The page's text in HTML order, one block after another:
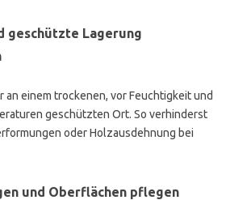
geschützte Lagerung
an einem trockenen, vor Feuchtigkeit und
geschützten Ort. So verhinderst
oder Holzausdehnung bei
und Oberflächen pflegen